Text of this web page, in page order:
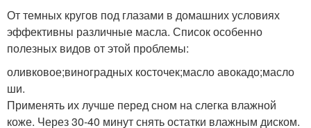
От темных кругов под глазами в домашних условиях
эффективны различные масла. Список особенно
полезных видов от этой проблемы:
оливковое;виноградных косточек;масло авокадо;масло
ши.
Применять их лучше перед сном на слегка влажной
коже. Через 30-40 минут снять остатки влажным диском.